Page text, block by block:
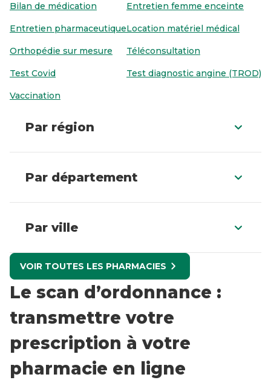
Bilan de médication Entretien femme enceinte
Entretien pharmaceutiqueLocation matériel médical
Orthopédie sur mesure Téléconsultation
Test Covid Test diagnostic angine (TROD)
Vaccination
Par région
Par département
Par ville
VOIR TOUTES LES PHARMACIES
Le scan d’ordonnance :
transmettre votre
prescription à votre
pharmacie en ligne